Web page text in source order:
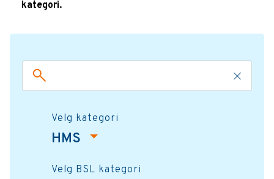
kategori.
Velg kategori
HMS
Velg BSL kategori